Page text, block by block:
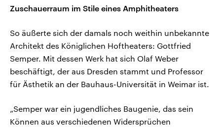
Zuschauerraum im Stile eines Amphitheaters
So äußerte sich der damals noch weithin unbekannte
Architekt des Königlichen Hoftheaters: Gottfried
Semper. Mit dessen Werk hat sich Olaf Weber
beschäftigt, der aus Dresden stammt und Professor
für Ästhetik an der Bauhaus-Universität in Weimar ist.
„Semper war ein jugendliches Baugenie, das sein
Können aus verschiedenen Widersprüchen